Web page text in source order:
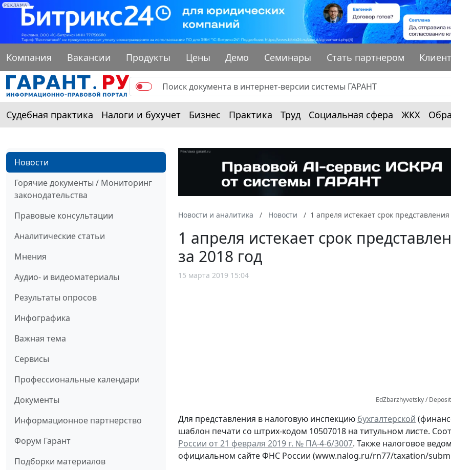
РЕКЛАМА
Компания Вакансии Продукты Цены Демо Семинары Стать партнером
Судебная практика Налоги и бухучет Бизнес Практика Труд Социальная сфера ЖКХ
Новости
Горячие документы / Мониторинг
законодательства
Правовые консультации
Аналитические статьи
Мнения
Аудио- и видеоматериалы
Результаты опросов
Инфографика
Важная тема
Сервисы
Профессиональные календари
Документы
Информационное партнерство
Форум Гарант
Подборки материалов
Новости и аналитика Новости 1 апреля истекает срок
1 апреля истекает срок
за 2018 год
15 марта 2019 15:04
EdZbarzhyvetsky /
Для представления в налоговую инспекцию бухгалтерской
шаблон печати со штрих-кодом 10507018 на титульном листе.
России от 21 февраля 2019 г. № ПА-4-6/3007. Также налоговое
официальном сайте ФНС России (www.nalog.ru/rn77/taxation/